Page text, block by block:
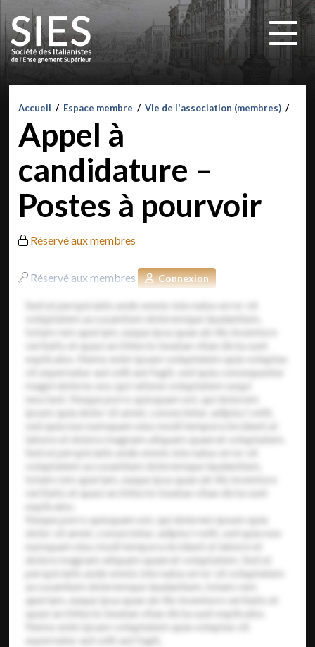
Accueil / Espace membre / Vie de l'association (membres) /
Appel à
candidature –
Postes à pourvoir
Réservé aux membres
Réservé aux membres Connexion
Sed ut perspiciatis unde omnis iste natus error sit
voluptatem accusantium doloremque laudantium,
totam rem aperiam, eaque ipsa quae ab illo inventore
veritatis et quasi architecto beatae vitae dicta sunt
explicabo. Nemo enim ipsam voluptatem quia voluptas
sit aspernatur aut odit aut fugit, sed quia consequuntur
magni dolores eos qui ratione voluptatem sequi
nesciunt. Neque porro quisquam est, qui dolorem
ipsum quia dolor sit amet, consectetur, adipisci velit,
sed quia non numquam eius modi tempora incidunt ut
labore et dolore magnam aliquam quaerat voluptatem.
Sed ut perspiciatis unde omnis iste natus error sit
voluptatem accusantium doloremque laudantium,
totam rem aperiam, eaque ipsa quae ab illo inventore
veritatis et quasi architecto beatae vitae dicta sunt
explicabo.
Neque porro quisquam est, qui dolorem ipsum quia
dolor sit amet, consectetur, adipisci velit, sed quia non
numquam eius modi tempora incidunt ut labore et
dolore magnam aliquam quaerat voluptatem. Sed ut
perspiciatis unde omnis iste natus error sit voluptatem
accusantium doloremque laudantium, totam rem
aperiam, eaque ipsa quae ab illo inventore veritatis et
quasi architecto beatae vitae dicta sunt explicabo.
Nemo enim ipsam voluptatem quia voluptas sit
aspernatur aut odit aut fugit,